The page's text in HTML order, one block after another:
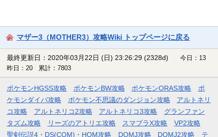
マザー3（MOTHER3）攻略Wiki トップページに戻る
最終更新日：2020年03月22日 (日) 23:26:29(2328d)
今日：13
昨日：20 累計：7803
ポケモンHGSS攻略 ポケモンBW攻略 ポケモンORAS攻略
ポ
ケモンダイパ攻略
ポケモン不思議のダンジョン攻略
アルトネリ
コ攻略
アルトネリコ2攻略 アルトネリコ3攻略
グランファン
タズム攻略
リーズのアトリエ攻略 スマブラX攻略
VP2攻略
聖剣伝説4・DS(COM)・HOM攻略
DQMJ攻略 DQMJ2攻略 テ